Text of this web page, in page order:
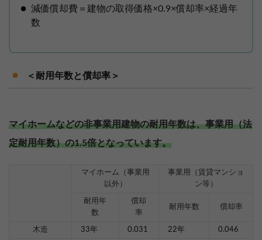
減価償却費＝建物の取得価格×0.9×償却率×経過年
数
＜耐用年数と償却率＞
マイホームなどの非事業用建物の耐用年数は、事業用（法
定耐用年数）の1.5倍となっています。
マイホーム（事業用
以外）
事業用（賃貸マンショ
ン等）
耐用年
数
償却
率
耐用年数 償却率
木造 33年 0.031 22年 0.046